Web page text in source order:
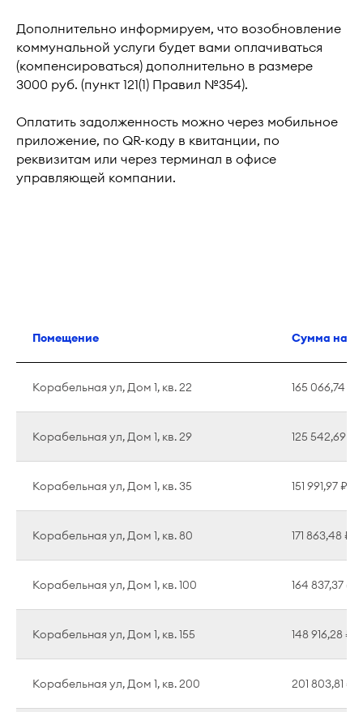
Дополнительно информируем, что возобновление
коммунальной услуги будет вами оплачиваться
(компенсироваться) дополнительно в размере
3000 руб. (пункт 121(1) Правил №354).
Оплатить задолженность можно через мобильное
приложение, по QR-коду в квитанции, по
реквизитам или через терминал в офисе
управляющей компании.
Помещение Сумма
Корабельная ул, Дом 1, кв. 22 165 066,74 ₽
Корабельная ул, Дом 1, кв. 29 125 542,69 ₽
Корабельная ул, Дом 1, кв. 35 151 991,97 ₽
Корабельная ул, Дом 1, кв. 80 171 863,48 ₽
Корабельная ул, Дом 1, кв. 100 164 837,37 ₽
Корабельная ул, Дом 1, кв. 155 148 916,28 ₽
Корабельная ул, Дом 1, кв. 200 201 803,81 ₽